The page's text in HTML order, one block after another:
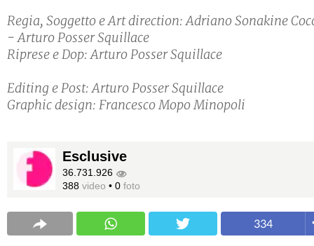
Regia, Soggetto e Art direction: Adriano Sonakine
- Arturo Posser Squillace
Riprese e Dop: Arturo Posser Squillace
Editing e Post: Arturo Posser Squillace
Graphic design: Francesco Mopo Minopoli
Esclusive
36.731.926
388 video • 0 foto
334